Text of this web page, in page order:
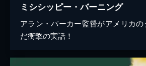
ミシシッピー・バーニング
アラン・パーカー監督がアメリカ
だ衝撃の実話！